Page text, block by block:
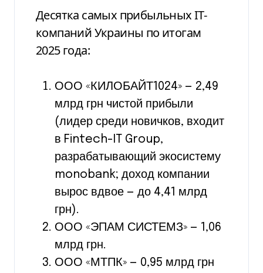
Десятка самых прибыльных IТ-
компаний Украины по итогам
2025 года:
ООО «КИЛОБАЙТ1024» — 2,49
млрд грн чистой прибыли
(лидер среди новичков, входит
в Fintech-IT Group,
разрабатывающий экосистему
monobank; доход компании
вырос вдвое — до 4,41 млрд
грн).
ООО «ЭПАМ СИСТЕМЗ» — 1,06
млрд грн.
ООО «МТПК» — 0,95 млрд грн